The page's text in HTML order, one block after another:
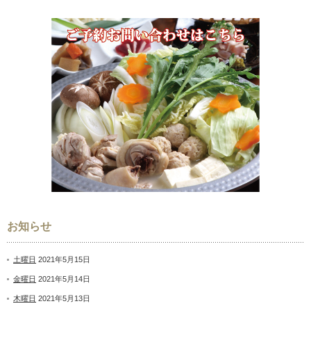
お知らせ
土曜日 2021年5月15日
金曜日 2021年5月14日
木曜日 2021年5月13日